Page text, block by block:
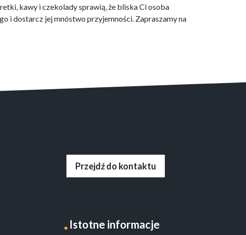
kawy i czekolady sprawią, że bliska Ci osoba
i dostarcz jej mnóstwo przyjemności. Zapraszamy na
Przejdź do kontaktu
Istotne informacje